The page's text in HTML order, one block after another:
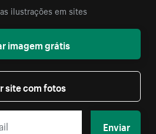
ilustrações em sites
imagem grátis
site com fotos
Enviar